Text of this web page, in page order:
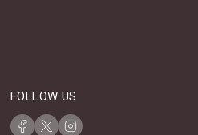
FOLLOW US